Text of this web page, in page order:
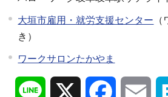
大垣市雇用・就労支援センター
き）
ワークサロンたかやま
Line Facebook